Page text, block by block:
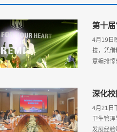
第十
4月19日
技，凭借
意编排
深化
4月21日
卫生管
发展经